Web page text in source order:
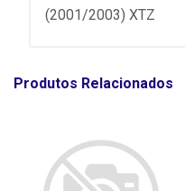
(2001/2003) XTZ
Produtos Relacionados